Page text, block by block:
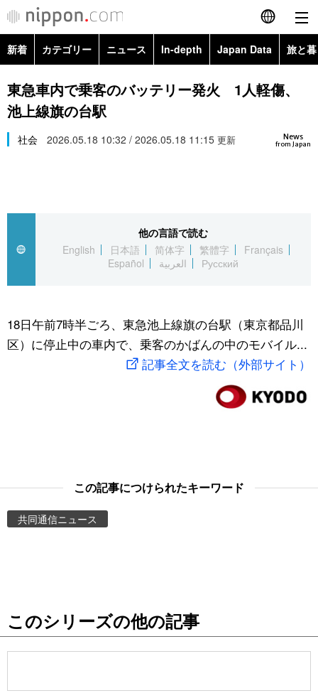
English
简体字
Русский
カテゴリー
経済・ビジネス
国際
文化
トップ
アーカイブ
In-depth
Japan Data
動画/Live
お知らせ
新着 カテゴリー ニュース In-depth Japan Data 旅と
政治・外交
経済・ビジネス
スポーツ・東京2020
Topics
東急車内で乗客のバッテリー発火 1人軽傷、
池上線旗の台駅
News
from Japan
社会 2026.05.18 10:32 / 2026.05.18 11:15 更新
他の言語で読む
English
日本語 简体字 繁體字
Français
Español
العربية Русский
18日午前7時半ごろ、東急池上線旗の台駅（東京都品川
区）に停止中の車内で、乗客のかばんの中のモバイル...
記事全文を読む（外部サイト）
この記事につけられたキーワード
共同通信ニュース
このシリーズの他の記事